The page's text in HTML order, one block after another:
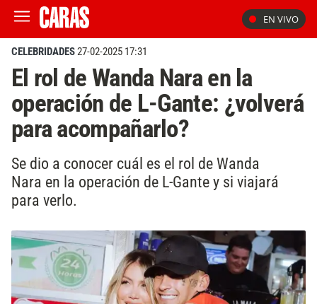
EN VIVO
CELEBRIDADES27-02-2025 17:31
El rol de Wanda Nara en la
operación de L-Gante: ¿volverá
para acompañarlo?
Se dio a conocer cuál es el rol de Wanda
Nara en la operación de L-Gante y si viajará
para verlo.